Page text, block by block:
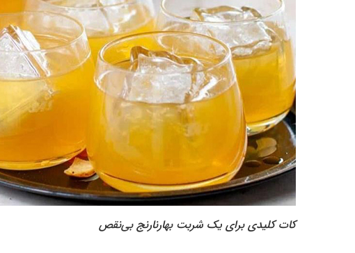
کات کلیدی برای یک شربت بهارنارنج بی‌نقص